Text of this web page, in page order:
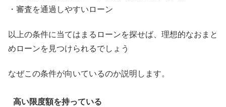
・審査を通過しやすいローン
以上の条件に当てはまるローンを探せば、理想的なおまと
めローンを見つけられるでしょう
なぜこの条件が向いているのか説明します。
高い限度額を持っている